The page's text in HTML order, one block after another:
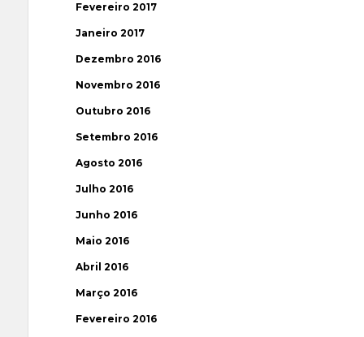
Fevereiro 2017
Janeiro 2017
Dezembro 2016
Novembro 2016
Outubro 2016
Setembro 2016
Agosto 2016
Julho 2016
Junho 2016
Maio 2016
Abril 2016
Março 2016
Fevereiro 2016